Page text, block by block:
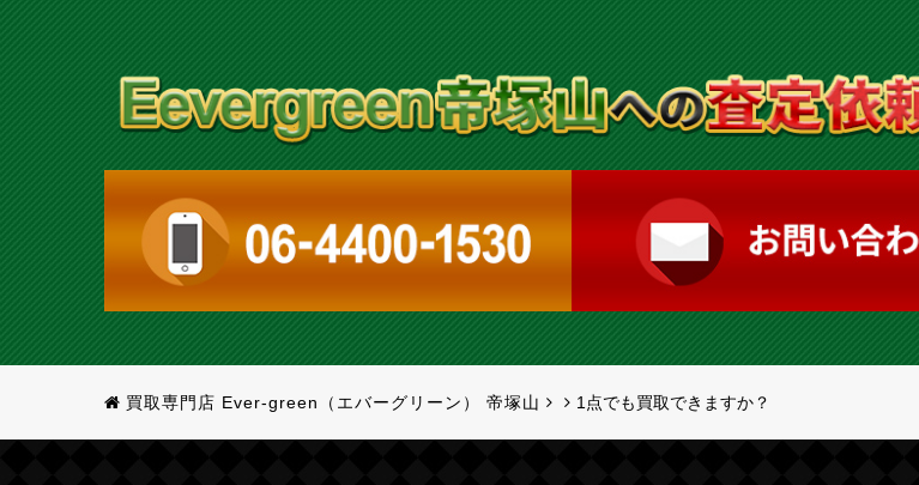
買取専門店 Ever-green（エバーグリーン） 帝塚山 1点でも買取できますか？